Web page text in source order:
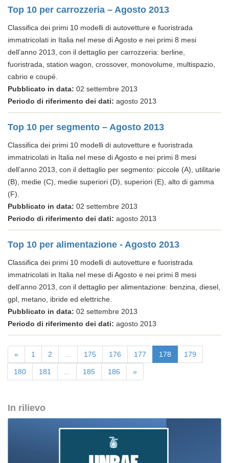
Top 10 per carrozzeria – Agosto 2013
Classifica dei primi 10 modelli di autovetture e fuoristrada
immatricolati in Italia nel mese di Agosto e nei primi 8 mesi
dell’anno 2013, con il dettaglio per carrozzeria: berline,
fuoristrada, station wagon, crossover, monovolume, multispazio,
cabrio e coupé.
Pubblicato in data: 02 settembre 2013
Periodo di riferimento dei dati: agosto 2013
Top 10 per segmento – Agosto 2013
Classifica dei primi 10 modelli di autovetture e fuoristrada
immatricolati in Italia nel mese di Agosto e nei primi 8 mesi
dell’anno 2013, con il dettaglio per segmento: piccole (A), utilitarie
(B), medie (C), medie superiori (D), superiori (E), alto di gamma
(F).
Pubblicato in data: 02 settembre 2013
Periodo di riferimento dei dati: agosto 2013
Top 10 per alimentazione - Agosto 2013
Classifica dei primi 10 modelli di autovetture e fuoristrada
immatricolati in Italia nel mese di Agosto e nei primi 8 mesi
dell’anno 2013, con il dettaglio per alimentazione: benzina, diesel,
gpl, metano, ibride ed elettriche.
Pubblicato in data: 02 settembre 2013
Periodo di riferimento dei dati: agosto 2013
« 1 2 175 176 177 178 179
180 181 185 186 »
In rilievo